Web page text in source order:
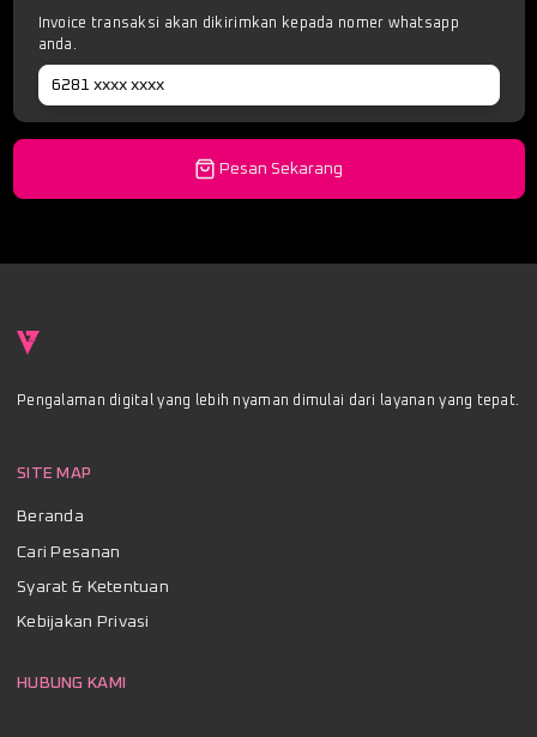
Invoice transaksi akan dikirimkan kepada nomer whatsapp
anda.
Pesan Sekarang
Pengalaman digital yang lebih nyaman dimulai dari layanan yang tepat.
SITE MAP
Beranda
Cari Pesanan
Syarat & Ketentuan
Kebijakan Privasi
HUBUNG KAMI